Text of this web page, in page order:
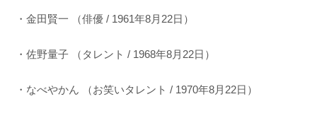
・金田賢一 （俳優 / 1961年8月22日）
・佐野量子 （タレント / 1968年8月22日）
・なべやかん （お笑いタレント / 1970年8月22日）